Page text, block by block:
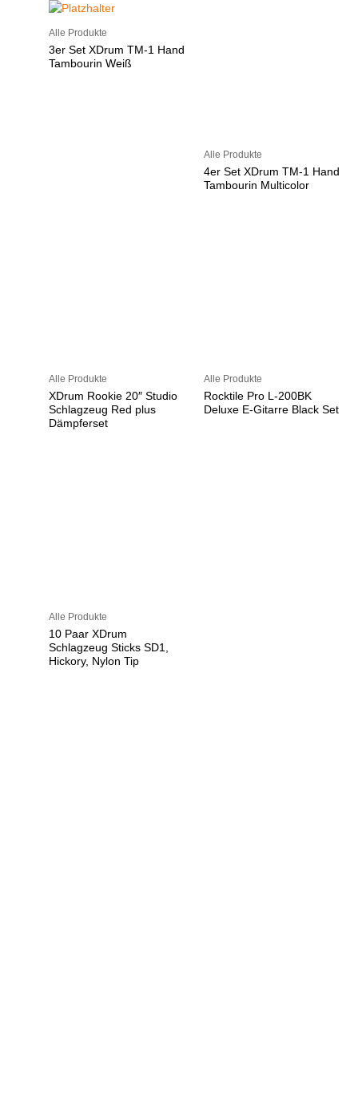
Alle Produkte
3er Set XDrum TM-1 Hand
Tambourin Weiß
Alle Produkte
4er Set XDrum TM-1 Hand
Tambourin Multicolor
Alle Produkte
XDrum Rookie 20″ Studio
Schlagzeug Red plus
Dämpferset
Alle Produkte
Rocktile Pro L-200BK
Deluxe E-Gitarre Black Set
Alle Produkte
10 Paar XDrum
Schlagzeug Sticks SD1,
Hickory, Nylon Tip